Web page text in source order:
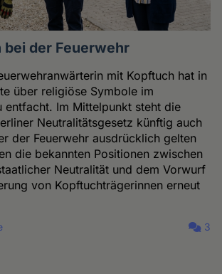
der Feuerwehr
mit Kopftuch hat in
über religiöse Symbole im
entfacht. Im Mittelpunkt steht die
Neutralitätsgesetz künftig auch
der Feuerwehr ausdrücklich gelten
die bekannten Positionen zwischen
Neutralität und dem Vorwurf
von Kopftuchträgerinnen erneut
3